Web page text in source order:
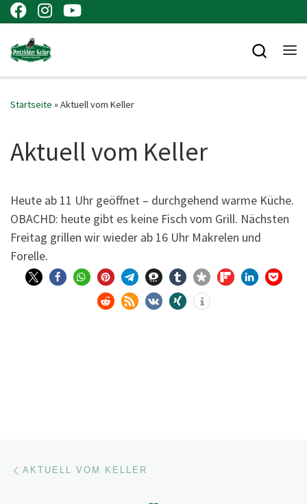
Zum Inhalt springen
Startseite »Aktuell vom Keller
Aktuell vom Keller
Heu­te ab 11 Uhr geöff­net – durch­ge­hend war­me Küche.
OBACHD: heu­te gibt es kei­ne Fisch vom Grill. Nächs­ten
Frei­tag gril­len wir wie­der ab 16 Uhr Makre­len und
Forelle.
Beitragsnavigation
AKTUELL VOM KELLER